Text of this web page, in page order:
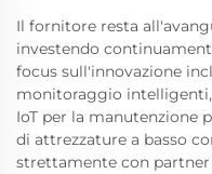
Il fornitore resta
investendo
focus sull'innovazione
monitoraggio
IoT per la manutenzione
di attrezzature a basso
strettamente con